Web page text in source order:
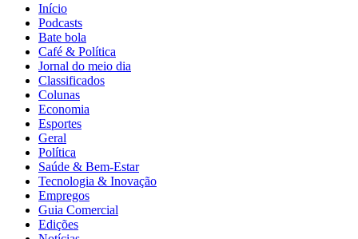
Início
Podcasts
Bate bola
Café & Política
Jornal do meio dia
Classificados
Colunas
Economia
Esportes
Geral
Política
Saúde & Bem-Estar
Tecnologia & Inovação
Empregos
Guia Comercial
Edições